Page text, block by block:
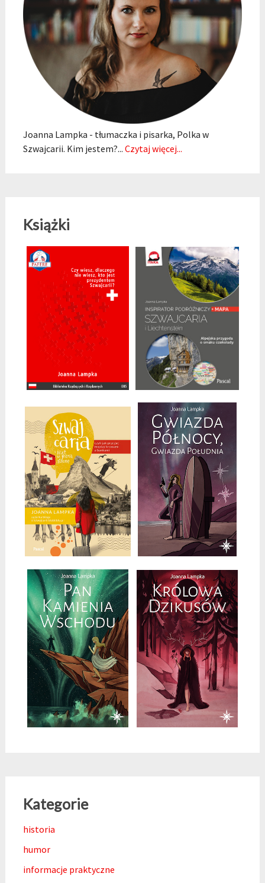
Joanna Lampka - tłumaczka i pisarka, Polka w
Szwajcarii. Kim jestem?... Czytaj więcej...
Książki
Kategorie
historia
humor
informacje praktyczne